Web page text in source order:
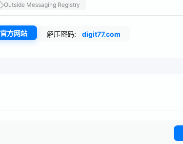
Outside Messaging Registry
官方网站 解压密码: digit77.com